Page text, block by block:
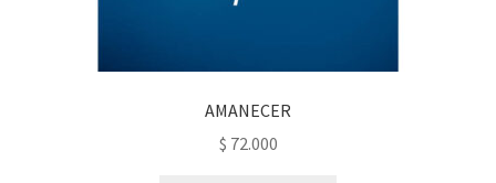
AMANECER
$ 72.000